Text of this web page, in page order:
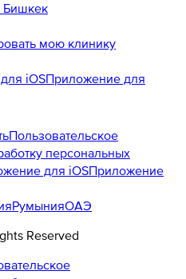
Бишкек
мою клинику
iOSПриложение для
Пользовательское
персональных
для iOSПриложение
РумынияОАЭ
Reserved